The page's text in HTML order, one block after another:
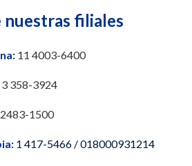
nuestras filiales
11 4003-6400
3 358-3924
1500
1 417-5466 / 018000931214